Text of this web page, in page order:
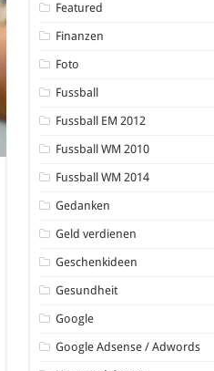
Featured
Finanzen
Foto
Fussball
Fussball EM 2012
Fussball WM 2010
Fussball WM 2014
Gedanken
Geld verdienen
Geschenkideen
Gesundheit
Google
Google Adsense / Adwords